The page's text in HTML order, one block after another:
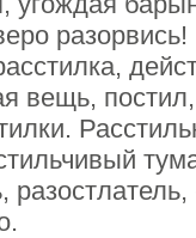
вещь,